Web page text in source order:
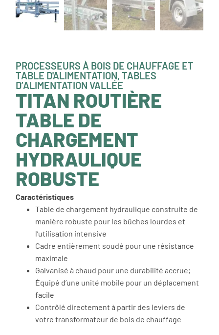
PROCESSEURS À BOIS DE CHAUFFAGE ET
TABLE D'ALIMENTATION,TABLES
D’ALIMENTATION VALLÉE
TITAN ROUTIÈRE
TABLE DE
CHARGEMENT
HYDRAULIQUE
ROBUSTE
Caractéristiques
Table de chargement hydraulique construite de
manière robuste pour les bûches lourdes et
l’utilisation intensive
Cadre entièrement soudé pour une résistance
maximale
Galvanisé à chaud pour une durabilité accrue;
Équipé d’une unité mobile pour un déplacement
facile
Contrôlé directement à partir des leviers de
votre transformateur de bois de chauffage